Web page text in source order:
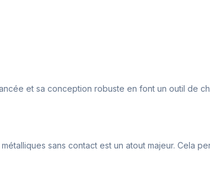
et sa conception robuste en font un outil de
sans contact est un atout majeur. Cela